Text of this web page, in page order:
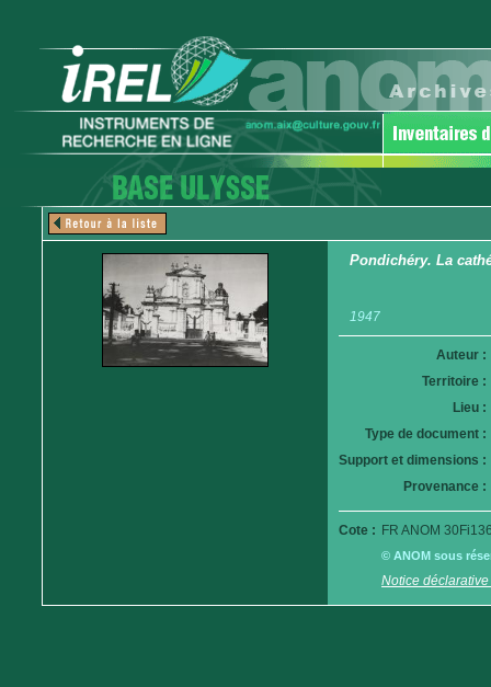
Pondichéry. La
1947
Auteur :
Territoire :
Lieu :
Type de document :
Support et dimensions :
Provenance :
Cote : FR ANOM
© ANOM sous
Notice